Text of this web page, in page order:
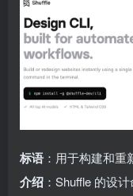
标语 ：用于构建和
介绍 ：Shuffle 的设